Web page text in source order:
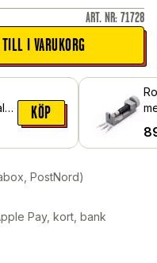
ART. NR: 71728
TILL I VARUKORG
KÖP
PostNord)
Pay, kort, bank